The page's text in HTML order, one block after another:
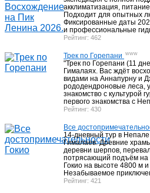
Достопримечательности Бухары 51
Исторические памятники
Гостиницы Ташкента 18
Гостиницы Самарканда
акклиматизация,
Подходит для опытных
Фиксированные даты
и профессиональные
Рейтинг: 462
Трек по Горепани www
"Трек по Горепани (11
Гималаях. Вас ждёт
видами на Аннапурну и
рододендроновые леса,
знакомство с культурой
первого знакомства с
Рейтинг: 430
Все
14-дневный тур в Непале
Гималаев. Древние
деревни шерпов,
потрясающий подъём на
Гокио на высоте 4800 м
Незабываемое
Рейтинг: 421